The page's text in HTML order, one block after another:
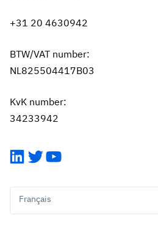
+31 20 4630942
BTW/VAT number:
NL825504417B03
KvK number:
34233942
LinkedIn
TwitterYouTube
Français